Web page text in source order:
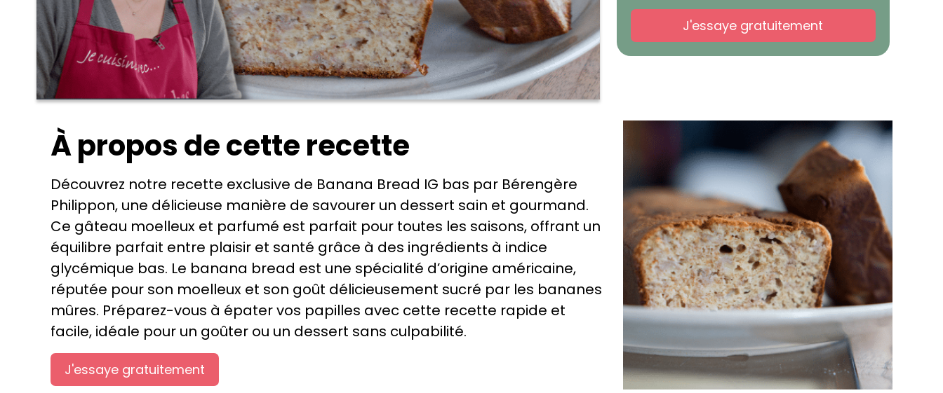
J'essaye gratuitement
À propos de cette recette
Découvrez notre recette exclusive de Banana Bread IG bas par Bérengère
Philippon, une délicieuse manière de savourer un dessert sain et gourmand.
Ce gâteau moelleux et parfumé est parfait pour toutes les saisons, offrant un
équilibre parfait entre plaisir et santé grâce à des ingrédients à indice
glycémique bas. Le banana bread est une spécialité d’origine américaine,
réputée pour son moelleux et son goût délicieusement sucré par les bananes
mûres. Préparez-vous à épater vos papilles avec cette recette rapide et
facile, idéale pour un goûter ou un dessert sans culpabilité.
J'essaye gratuitement